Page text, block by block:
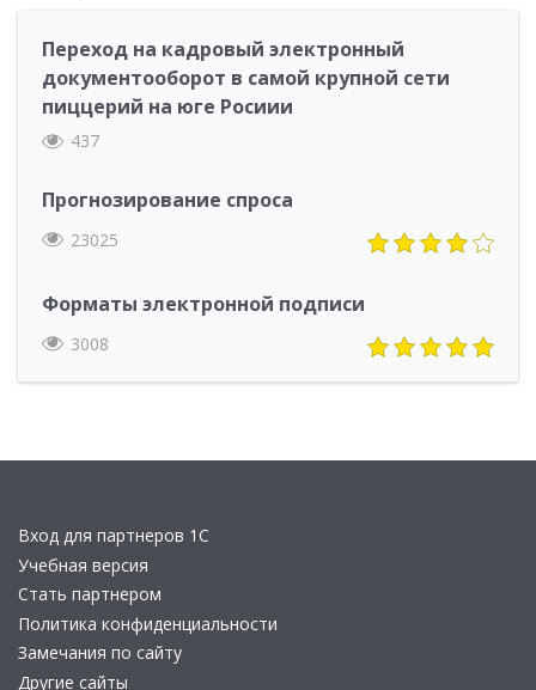
Переход на кадровый электронный
документооборот в самой крупной сети
пиццерий на юге Росиии
437
Прогнозирование спроса
23025
Форматы электронной подписи
3008
Вход для партнеров 1С
Учебная версия
Стать партнером
Политика конфиденциальности
Замечания по сайту
Другие сайты